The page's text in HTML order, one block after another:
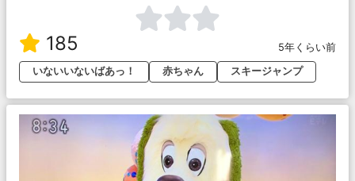
185
5年くらい前
いないいないばあっ！
赤ちゃん スキージャンプ